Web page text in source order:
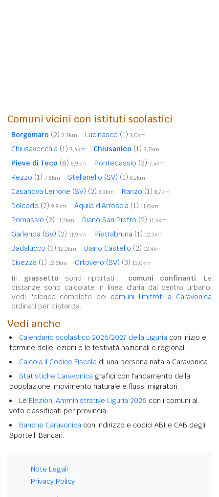
Comuni vicini con istituti scolastici
Borgomaro (2) 2,3km Lucinasco (1) 3,0km
Chiusavecchia (1) 3,4km Chiusanico (1) 3,7km
Pieve di Teco (8) 6,9km Pontedassio (3) 7,4km
Rezzo (1) 7,6km Stellanello (SV) (1) 8,2km
Casanova Lerrone (SV) (2) 8,3km Ranzo (1) 8,7km
Dolcedo (2) 9,8km Aquila d'Arroscia (1) 11,0km
Pornassio (2) 11,2km Diano San Pietro (2) 11,4km
Garlenda (SV) (2) 11,9km Pietrabruna (1) 12,3km
Badalucco (3) 12,3km Diano Castello (2) 12,4km
Civezza (1) 12,6km Ortovero (SV) (3) 13,0km
In grassetto sono riportati i comuni confinanti. Le
distanze sono calcolate in linea d'aria dal centro urbano.
Vedi l'elenco completo dei comuni limitrofi a Caravonica
ordinati per distanza.
Vedi anche
Calendario scolastico 2026/2027 della Liguria con inizio e
termine delle lezioni e le festività nazionali e regionali.
Calcola il Codice Fiscale di una persona nata a Caravonica.
Statistiche Caravonica grafici con l'andamento della
popolazione, movimento naturale e flussi migratori.
Le Elezioni Amministrative Liguria 2026 con i comuni al
voto classificati per provincia.
Banche Caravonica con indirizzo e codici ABI e CAB degli
Sportelli Bancari.
Note Legali
Privacy Policy